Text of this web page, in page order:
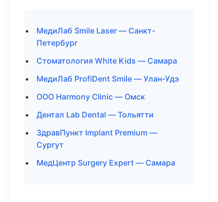
МедиЛаб Smile Laser — Санкт-
Петербург
Стоматология White Kids — Самара
МедиЛаб ProfiDent Smile — Улан-Удэ
ООО Harmony Clinic — Омск
Дентал Lab Dental — Тольятти
ЗдравПункт Implant Premium —
Сургут
МедЦентр Surgery Expert — Самара